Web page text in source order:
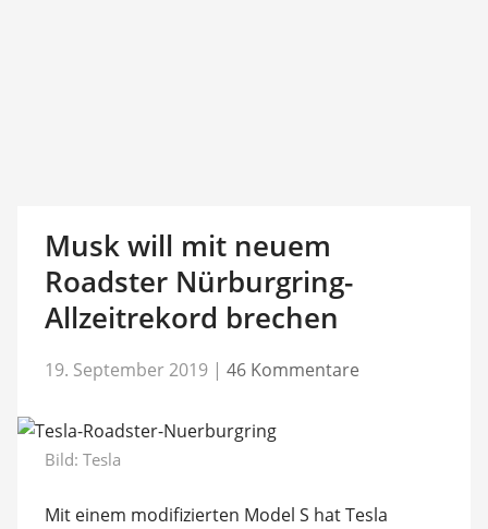
Musk will mit neuem
Roadster Nürburgring-
Allzeitrekord brechen
19. September 2019 | 46 Kommentare
Bild: Tesla
Mit einem modifizierten Model S hat Tesla